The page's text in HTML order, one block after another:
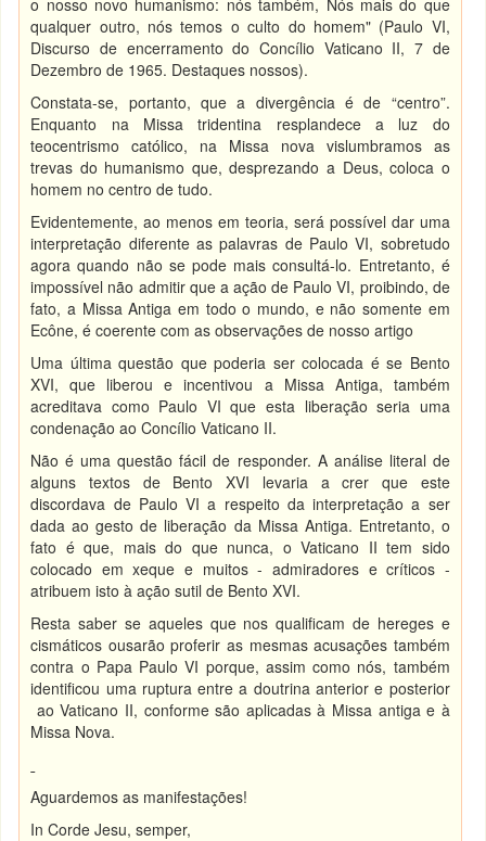
o nosso novo humanismo: nós também, Nós mais do que
qualquer outro, nós temos o culto do homem" (Paulo VI,
Discurso de encerramento do Concílio Vaticano II, 7 de
Dezembro de 1965. Destaques nossos).
Constata-se, portanto, que a divergência é de “centro”.
Enquanto na Missa tridentina resplandece a luz do
teocentrismo católico, na Missa nova vislumbramos as
trevas do humanismo que, desprezando a Deus, coloca o
homem no centro de tudo.
Evidentemente, ao menos em teoria, será possível dar uma
interpretação diferente as palavras de Paulo VI, sobretudo
agora quando não se pode mais consultá-lo. Entretanto, é
impossível não admitir que a ação de Paulo VI, proibindo, de
fato, a Missa Antiga em todo o mundo, e não somente em
Ecône, é coerente com as observações de nosso artigo
Uma última questão que poderia ser colocada é se Bento
XVI, que liberou e incentivou a Missa Antiga, também
acreditava como Paulo VI que esta liberação seria uma
condenação ao Concílio Vaticano II.
Não é uma questão fácil de responder. A análise literal de
alguns textos de Bento XVI levaria a crer que este
discordava de Paulo VI a respeito da interpretação a ser
dada ao gesto de liberação da Missa Antiga. Entretanto, o
fato é que, mais do que nunca, o Vaticano II tem sido
colocado em xeque e muitos - admiradores e críticos -
atribuem isto à ação sutil de Bento XVI.
Resta saber se aqueles que nos qualificam de hereges e
cismáticos ousarão proferir as mesmas acusações também
contra o Papa Paulo VI porque, assim como nós, também
identificou uma ruptura entre a doutrina anterior e posterior
ao Vaticano II, conforme são aplicadas à Missa antiga e à
Missa Nova.
Aguardemos as manifestações!
In Corde Jesu, semper,